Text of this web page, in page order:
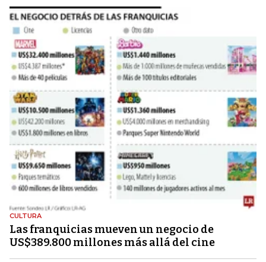
CULTURA
Las franquicias mueven un negocio de
US$389.800 millones más allá del cine